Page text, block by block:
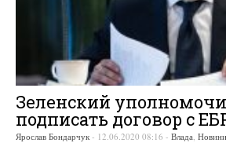
Зеленский
подписать договор с
Ярослав Бондарчук - 12.06.2020 08:16 - Влада Новини